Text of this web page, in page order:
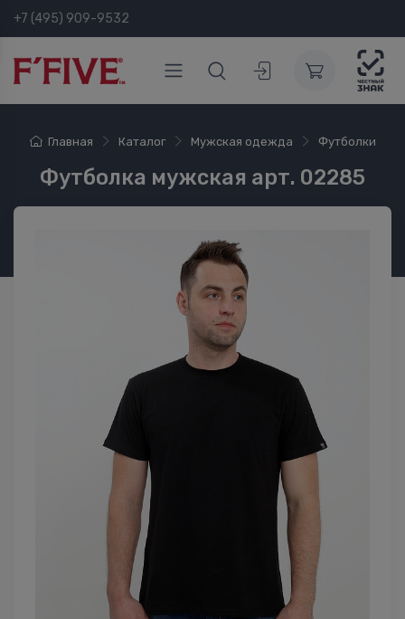
+7 (495) 909-9532
Главная Каталог Мужская одежда Футболки
Футболка мужская арт. 02285